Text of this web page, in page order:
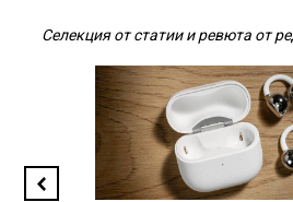
Селекция от статии и ревюта от